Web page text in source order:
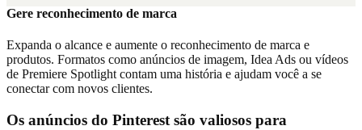
Gere reconhecimento de marca
Expanda o alcance e aumente o reconhecimento de marca e
produtos. Formatos como anúncios de imagem, Idea Ads ou vídeos
de Premiere Spotlight contam uma história e ajudam você a se
conectar com novos clientes.
Os anúncios do Pinterest são valiosos para